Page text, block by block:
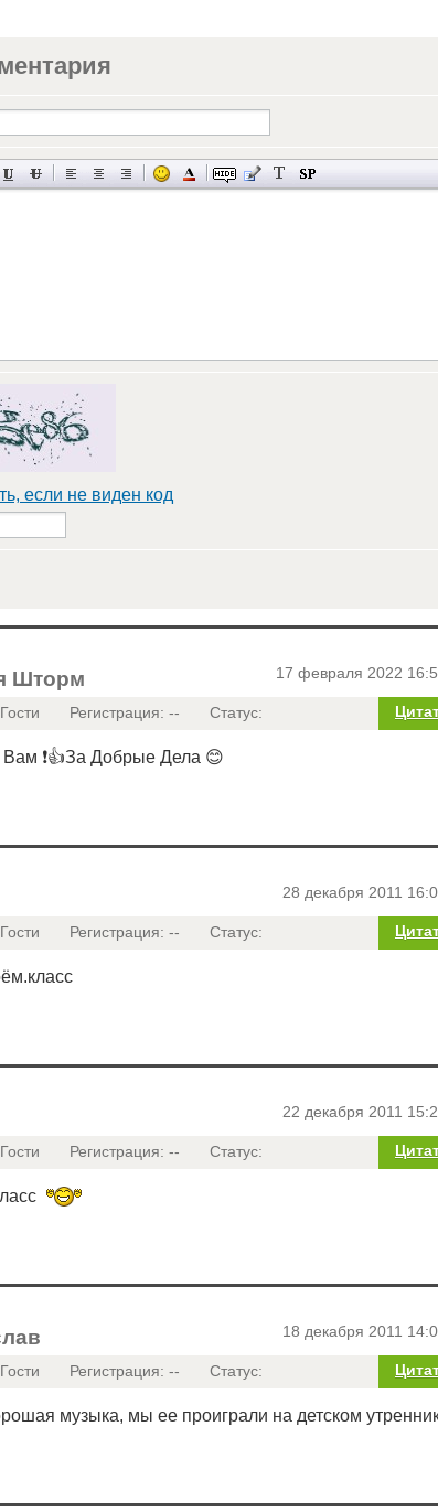
если не виден код
17 февраля 2022
Шторм
Регистрация: -- Статус:
❗👍За Добрые Дела 😊
28 декабря 2011
Регистрация: -- Статус:
22 декабря 2011
Регистрация: -- Статус:
18 декабря 2011
Регистрация: -- Статус:
музыка, мы ее проиграли на детском